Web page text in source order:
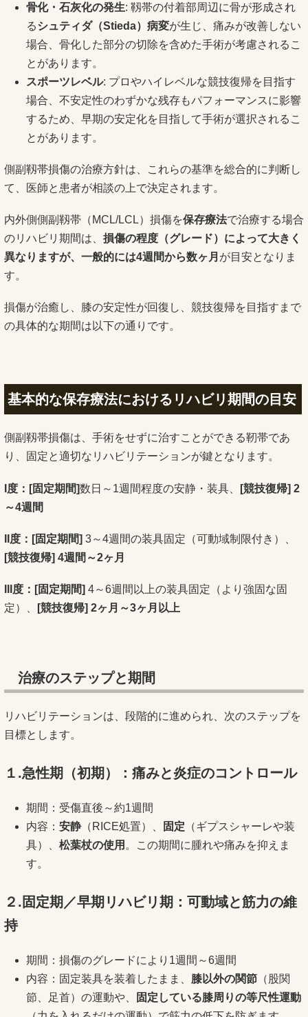
骨化・石灰化の発生: 靱帯の付着部周辺に骨が形成され
るシュティダ（Stieda）病変が生じ、痛みが改善しない
場合、骨化した部分の切除を含めた手術が考慮されるこ
とがあります。
スポーツレベル: プロやハイレベルな競技復帰を目指す
場合、不安定性のわずかな残存もパフォーマンスに影響
するため、早期の安定化を目指して手術が選択されるこ
とがあります。
側副靱帯損傷の治療方針は、これらの基準を総合的に判断し
て、医師と患者が相談の上で決定されます。
内外側側副靱帯（MCL/LCL）損傷を保存療法で治療する場合
のリハビリ期間は、 損傷の程度（グレード）によって大きく
異なりますが、一般的には4週間から数ヶ月 が目安となりま
す。
損傷が治癒し、膝の安定性が回復し、競技復帰を目指すまで
の具体的な期間は以下の通りです。
基本的な保存療法におけるリハビリ期間の目安
側副靱帯損傷は、手術をせずに治すことができる靭帯であ
り、固定と適切なリハビリテーションが鍵となります。
度： [固定期間]数日～1週間程度の安静・装具、 [競技復帰] 2
～4週間
度： [固定期間] 3～4週間の装具固定（可動域制限付き）、
[競技復帰] 4週間～2ヶ月
度： [固定期間] 4～6週間以上の装具固定（より強固な固
定）、
[競技復帰] 2ヶ月～3ヶ月以上
治療のステップと期間
リハビリテーションは、段階的に進められ、次のステップを
目標とします。
１.急性期（初期）：痛みと炎症のコントロール
期間：受傷直後～約1週間
内容： 安静（RICE処置）、 固定 （ギプスシャーレや装
具）、 松葉杖の使用 。この期間に腫れや痛みを抑えま
す。
２.固定期／早期リハビリ期：可動域と筋力の維
持
期間：損傷のグレードにより1週間～6週間
内容：固定装具を装着したまま、 膝以外の関節 （股関
節、足首）の運動や、
固定している膝周りの等尺性運動